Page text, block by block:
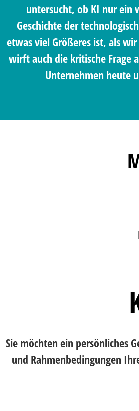
untersucht, ob KI nur ein
Geschichte der
etwas viel Größeres ist, als
wirft auch die kritische Frage
Unternehmen heute
Sie möchten ein persönliches
und Rahmenbedingungen